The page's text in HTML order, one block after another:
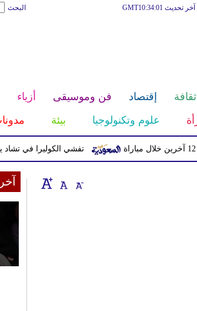
البحث آخر تحديث GMT10:34:01
ثقافة إقتصاد فن وموسيقى أزياء
علوم وتكنولوجيا بيئة
تفشي الكوليرا في تشاد يتسبب في